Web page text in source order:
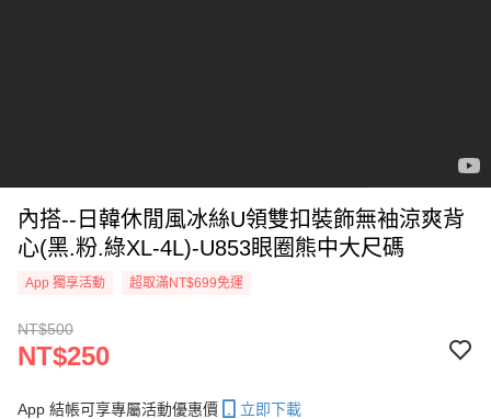
內搭--日韓休閒風冰絲U領雙扣裝飾無袖涼爽背
心(黑.粉.綠XL-4L)-U853眼圈熊中大尺碼
App 獨享活動 超取滿NT$699免運
NT$500
NT$250
App 結帳可享專屬活動優惠價 立即下載